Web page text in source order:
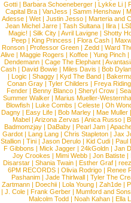
Gotti |Barbara Schoeneberger |Lykke Li |
Capital Bra |VanJess |Samm Henshaw |
Adesse |Wet |Justin Jesso |Marteria and
Jean Michel Jarre |Tash Sultana | Ilira |
Magic! | Silk City | Avril Lavigne | Shotty
Peep |King Princess |Flora Cash |
Ronson |Professor Green |Zedd |Ward
Alive |Maggie Rogers |Koffee |Yung Pinch |
Dendemann |Cage The Elephant |
Cash | David Bowie | Miles Davis | Bob Dylan
|Logic |Shaggy |Kyd The Band |
Conan Gray |Tyler Childers |Freya
Fender |Benny Blanco |Sheryl Crow |
Summer Walker |Marius Mueller-
Blowfish | Luke Combs | Celeste | Oh
Dagny |Easy Life |Bob Marley |Mae Muller
Mabel |Arizona Zervas |Anica Russo |
Badmomzjay |DaBaby |Pearl Jam |
Gardot | Lang Lang | Chris Stapleton | Jax
Stallion |Tini |Jason Derulo |Kid Cudi |Paul
F Gibbons | Mick Jagger | 24kGoldn | Jan
Joy Crookes | Mimi Webb | Jon Batiste |
Disarstar | Shania Twain | Esther Graf |
6PM RECORDS | Olivia Rodrigo | Renee
Pashanim |Jade Thirlwall |Tyler The
Zartmann | Doechii | Lola Young | Zah1de |
| J. Cole | Frank Gerber | Mumford and Sons
Malcolm Todd | Noah Kahan | Ella